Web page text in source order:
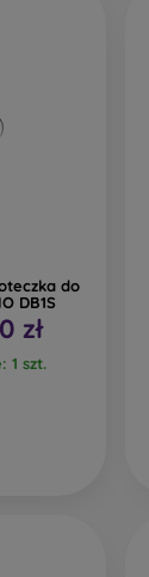
do
DB1S
zł
1 szt.